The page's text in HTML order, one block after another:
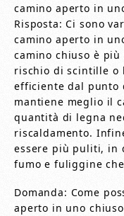
camino aperto in
Risposta: Ci sono
camino aperto in
camino chiuso è
rischio di scintille o
efficiente dal punto
mantiene meglio il
quantità di legna
riscaldamento.
essere più puliti, in
fumo e fuliggine
Domanda: Come
aperto in uno